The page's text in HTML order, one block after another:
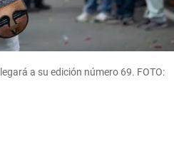
a su edición número 69. FOTO: